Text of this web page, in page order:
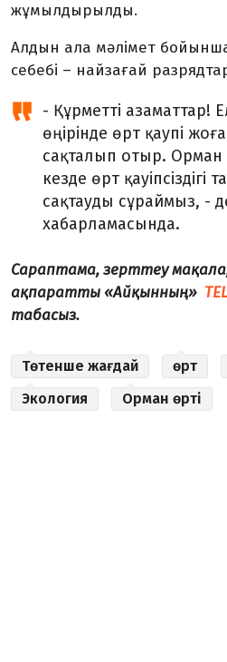
жұмылдырылды.
Алдын ала мәлімет
себебі – найзағай
- Құрметті азаматтар!
өңірінде өрт қаупі
сақталып отыр. Орман
кезде өрт қауіпсіздігі
сақтауды сұраймыз, -
хабарламасында.
Сараптама, зерттеу мақала,
ақпаратты «Айқынның»
табасыз.
Төтенше жағдай өрт
Экология
Орман өрті